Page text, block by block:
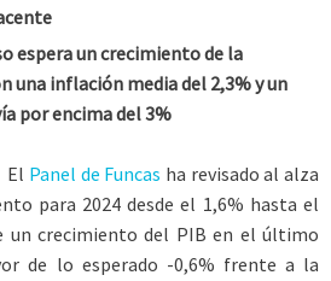
espera un crecimiento de la
una inflación media del 2,3% y un
por encima del 3%
Panel de Funcas ha revisado al alza
para 2024 desde el 1,6% hasta el
un crecimiento del PIB en el último
de lo esperado -0,6% frente a la